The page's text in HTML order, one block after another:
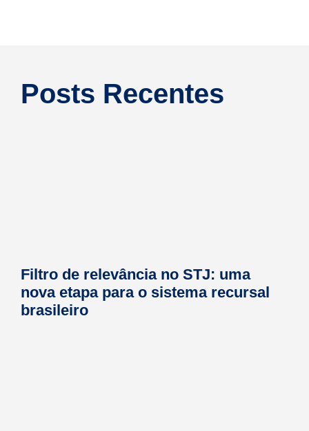
Posts Recentes
Filtro de relevância no STJ: uma
nova etapa para o sistema recursal
brasileiro